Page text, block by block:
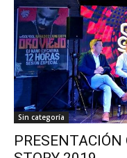
Sin categoría